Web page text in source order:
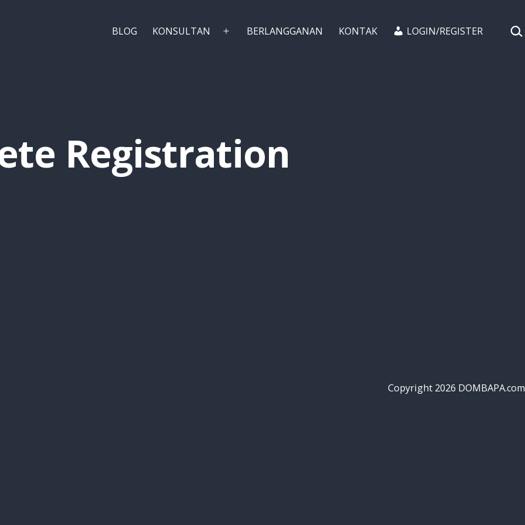
BLOG KONSULTAN
Buka BERLANGGANAN KONTAK LOGIN/REGISTER
Registration
Copyright 2026 DOMBAPA.com